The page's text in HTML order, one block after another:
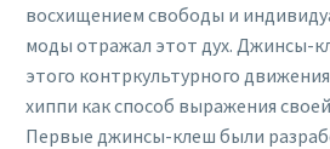
восхищением свободы и
моды отражал этот дух. Джинсы-
этого контркультурного
хиппи как способ выражения
Первые джинсы-клеш были